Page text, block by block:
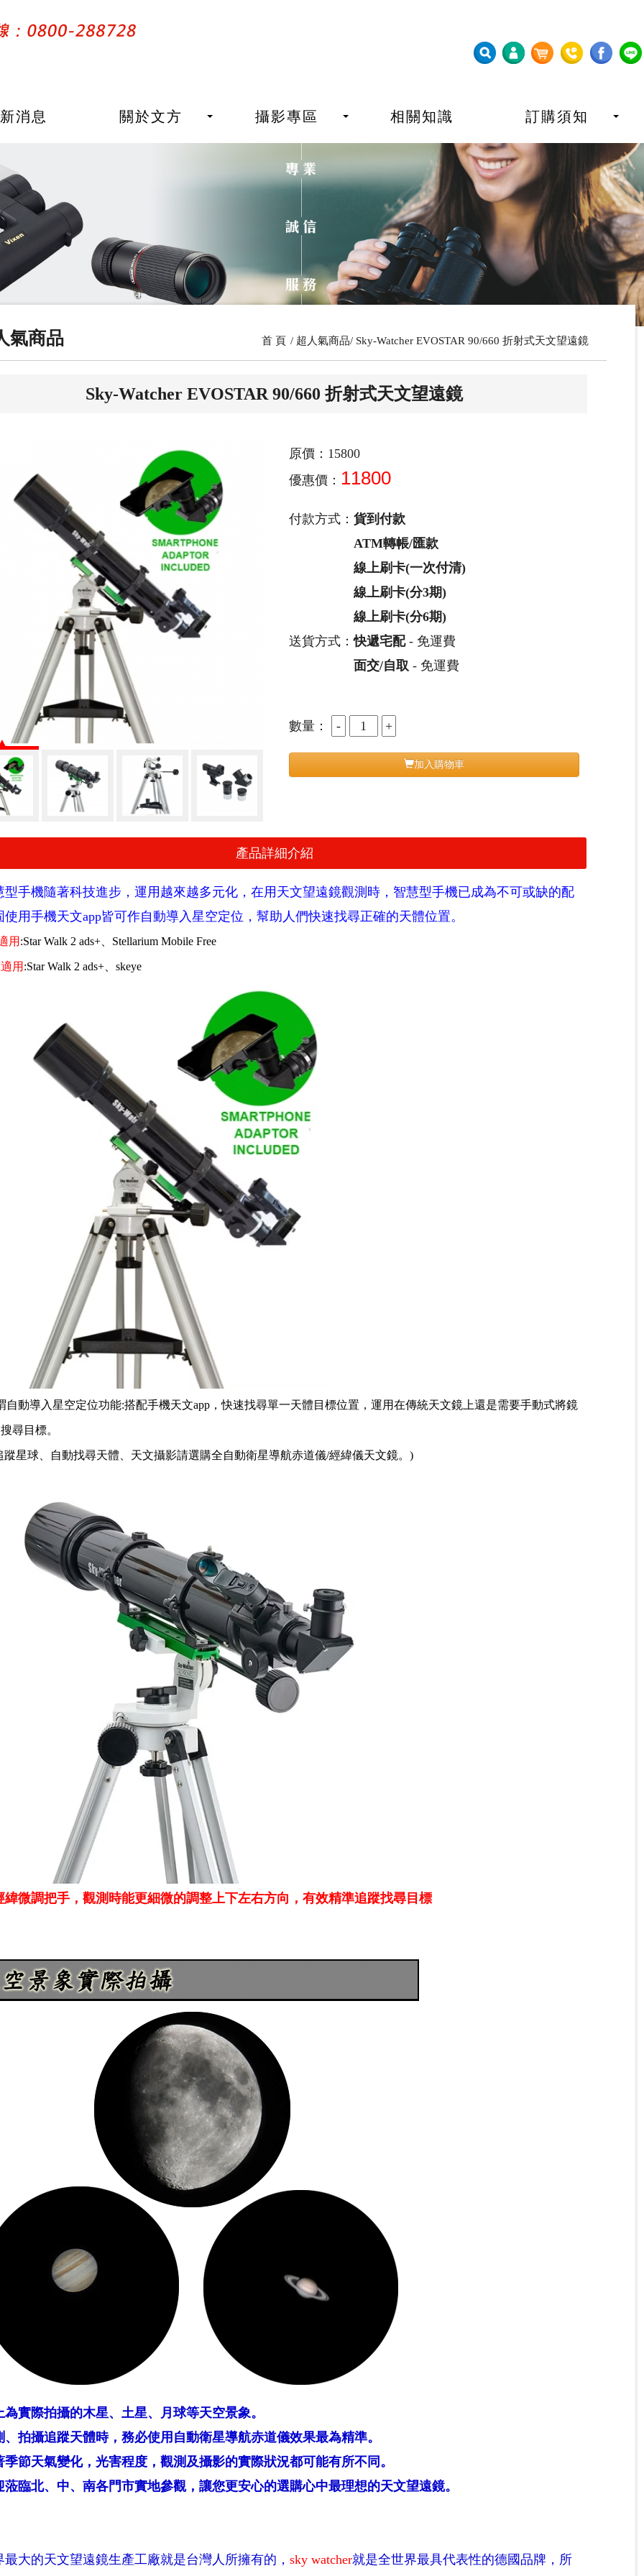
消息 關於文方 攝影專區 相關知識 訂購須知
氣商品 首 頁 超人氣商品 Sky-Watcher EVOSTAR 90/660 折射式天文望遠鏡
Sky-Watcher EVOSTAR 90/660 折射式天文望遠鏡
原價：15800
優惠價： 11800
付款方式： 貨到付款
ATM轉帳/匯款
線上刷卡(一次付清)
線上刷卡(分3期)
線上刷卡(分6期)
送貨方式：快遞宅配- 免運費
面交/自取 - 免運費
數量：
加入購物車
產品詳細介紹
手機隨著科技進步，運用越來越多元化，在用天文望遠鏡觀測時，智慧型手機已成為不可或缺的配
使用手機天文app皆可作自動導入星空定位，幫助人們快速找尋正確的天體位置。
用 :Star Walk 2 ads+、Stellarium Mobile Free
用 :Star Walk 2 ads+、skeye
自動導入星空定位功能:搭配手機天文app，快速找尋單一天體目標位置，運用在傳統天文鏡上還是需要手動式將鏡
尋目標。
蹤星球、自動找尋天體、天文攝影請選購全自動衛星導航赤道儀/經緯儀天文鏡。)
緯微調把手，觀測時能更細微的調整上下左右方向，有效精準追蹤找尋目標
為實際拍攝的木星、土星、月球等天空景象。
、拍攝追蹤天體時，務必使用自動衛星導航赤道儀效果最為精準。
季節天氣變化，光害程度，觀測及攝影的實際狀況都可能有所不同。
蒞臨北、中、南各門市實地參觀，讓您更安心的選購心中最理想的天文望遠鏡。
最大的天文望遠鏡生產工廠就是台灣人所擁有的， sky watcher就是全世界最具代表性的德國品牌，所